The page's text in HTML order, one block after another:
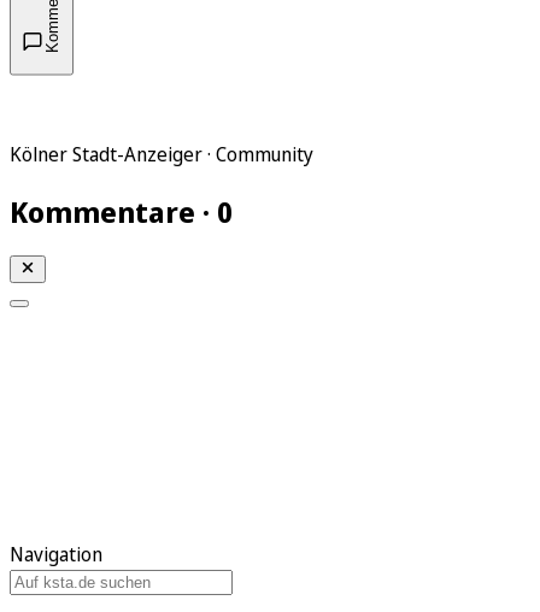
Kölner Stadt-Anzeiger · Community
Kommentare · 0
Navigation